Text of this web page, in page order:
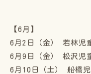
【6月】
6月2日（金） 若林児
6月9日（金） 松沢児
6月10日（土） 船橋